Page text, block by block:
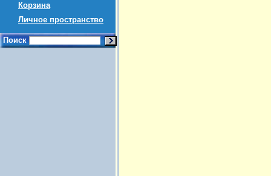
Корзина
Личное пространство
Поиск